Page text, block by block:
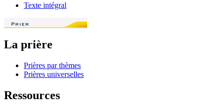
Texte intégral
La prière
Prières par thèmes
Prières universelles
Ressources